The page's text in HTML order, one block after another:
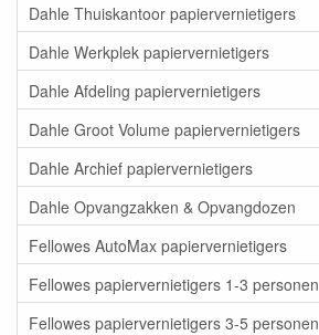
Dahle Thuiskantoor papiervernietigers
Dahle Werkplek papiervernietigers
Dahle Afdeling papiervernietigers
Dahle Groot Volume papiervernietigers
Dahle Archief papiervernietigers
Dahle Opvangzakken & Opvangdozen
Fellowes AutoMax papiervernietigers
Fellowes papiervernietigers 1-3 personen
Fellowes papiervernietigers 3-5 personen